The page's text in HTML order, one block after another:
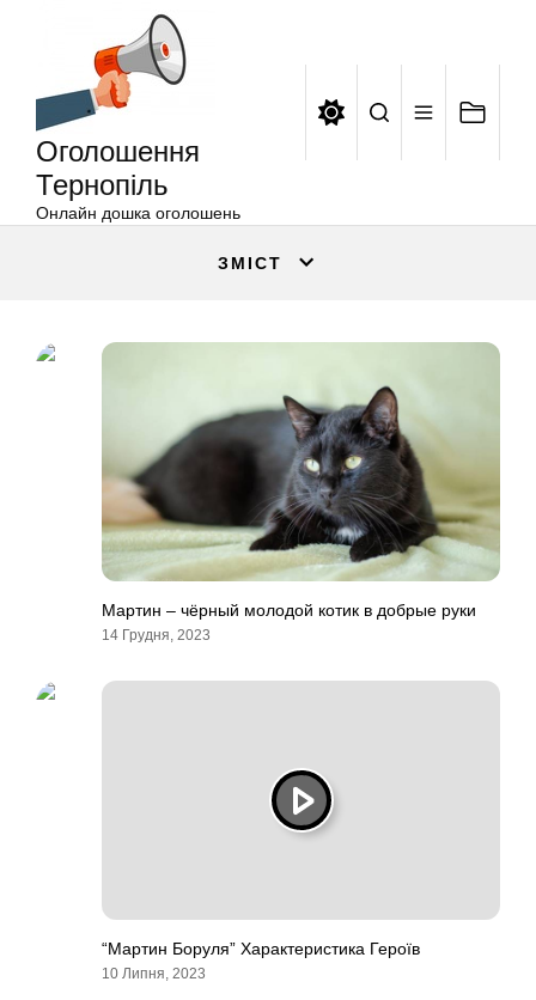
Оголошення
Тернопіль
Онлайн дошка оголошень
ЗМІСТ
Мартин – чёрный молодой котик в добрые руки
14 Грудня, 2023
“Мартин Боруля” Характеристика Героїв
10 Липня, 2023